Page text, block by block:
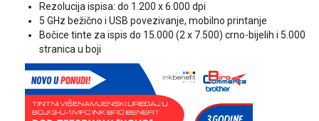
Rezolucija ispisa: do 1.200 x 6.000 dpi
5 GHz bežično i USB povezivanje, mobilno printanje
Bočice tinte za ispis do 15.000 (2 x 7.500) crno-bijelih i 5.000
stranica u boji